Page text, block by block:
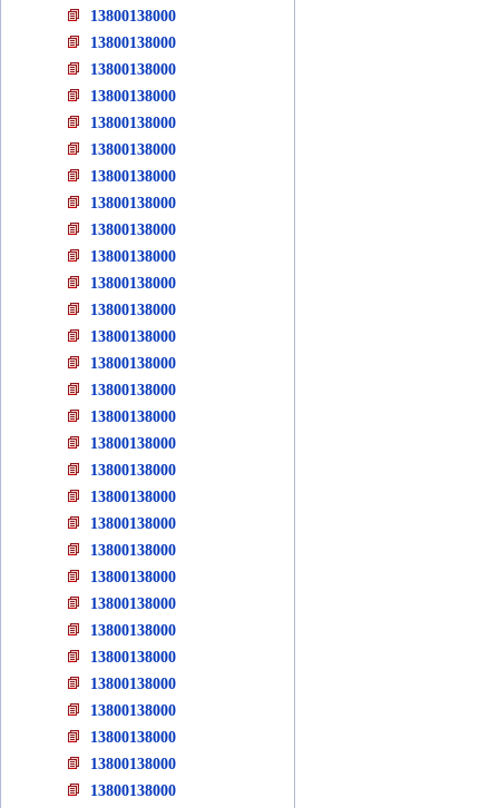
13800138000
13800138000
13800138000
13800138000
13800138000
13800138000
13800138000
13800138000
13800138000
13800138000
13800138000
13800138000
13800138000
13800138000
13800138000
13800138000
13800138000
13800138000
13800138000
13800138000
13800138000
13800138000
13800138000
13800138000
13800138000
13800138000
13800138000
13800138000
13800138000
13800138000